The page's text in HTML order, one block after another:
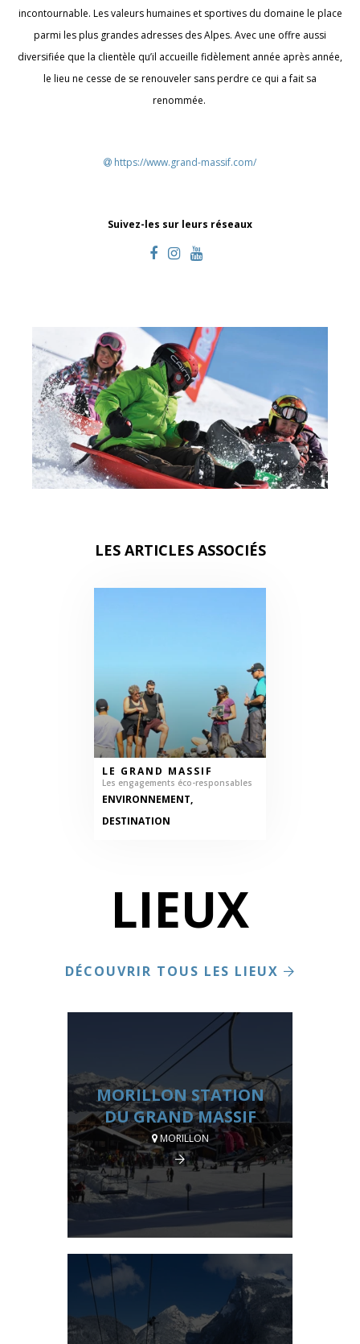
incontournable. Les valeurs humaines et sportives du domaine le place
parmi les plus grandes adresses des Alpes. Avec une offre aussi
diversifiée que la clientèle qu’il accueille fidèlement année après année,
le lieu ne cesse de se renouveler sans perdre ce qui a fait sa
renommée.
https://www.grand-massif.com/
Suivez-les sur leurs réseaux
LES ARTICLES ASSOCIÉS
LE GRAND MASSIF
Les engagements éco-responsables
ENVIRONNEMENT,
DESTINATION
LIEUX
DÉCOUVRIR TOUS LES LIEUX
MORILLON STATION
DU GRAND MASSIF
MORILLON